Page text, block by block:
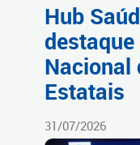
Hub
Nacional
Estatais
31/07/2026